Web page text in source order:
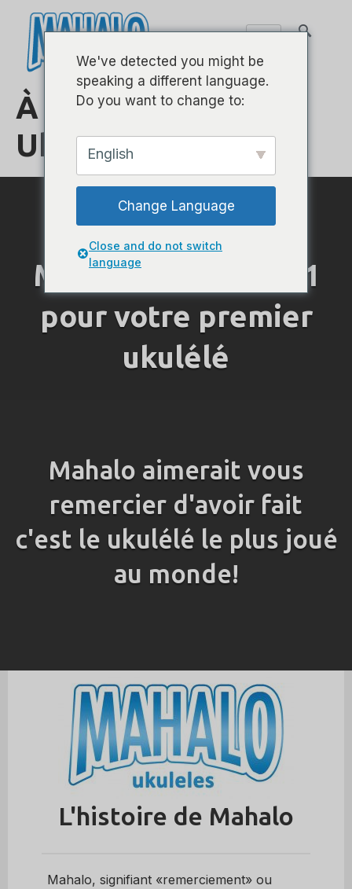
À propos de
Ukulélés Mahalo
Mahalo le choix n ° 1
pour votre premier
ukulélé
Mahalo aimerait vous
remercier d'avoir fait
c'est le ukulélé le plus joué
au monde!
L'histoire de Mahalo
Mahalo, signifiant «remerciement» ou
We've detected you might be
speaking a different language.
Do you want to change to:
English
Change Language
Close and do not switch
language